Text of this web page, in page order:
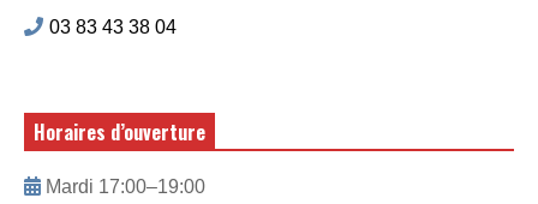
03 83 43 38 04
Horaires d’ouverture
Mardi 17:00–19:00